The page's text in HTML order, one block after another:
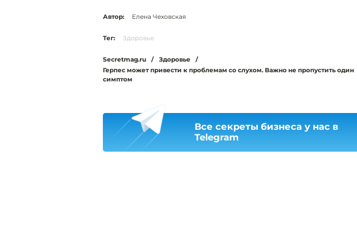
Автор: Елена Чеховская
Тег: Здоровье
Secretmag.ru / Здоровье
/
Герпес может привести к проблемам со слухом. Важно не пропустить один
симптом
Все секреты бизнеса у нас в
Telegram